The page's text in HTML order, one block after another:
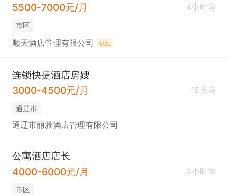
5500-7000元/月
4小时前
市区
顺天酒店管理有限公司 认证
连锁快捷酒店房嫂
3000-4500元/月
18天前
通辽市
通辽市丽雅酒店管理有限公司
公寓酒店店长
4000-6000元/月
3小时前
市区